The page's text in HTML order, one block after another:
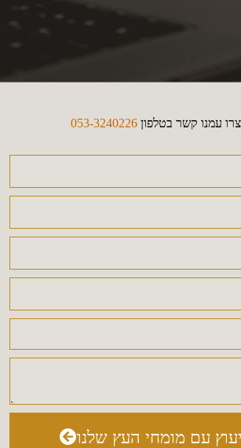
צרו עמנו קשר בטלפון 053-3240226
עם מומחי העץ שלנו